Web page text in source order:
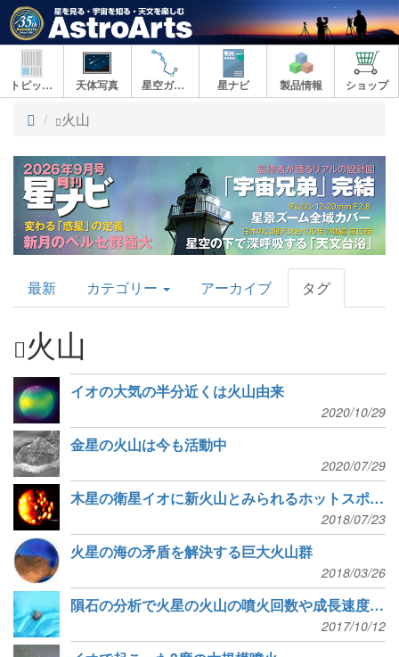
トピックス 天体写真 星空ガイド 星ナビ 製品情報 ショップ
ト
プ
火山
AstroArts
Topics
最新 カテゴリー アーカイブ タグ
火山
イオの大気の半分近くは火山由来
2020/10/29
金星の火山は今も活動中
2020/07/29
木星の衛星イオに新火山とみられるホットスポット
2018/07/23
火星の海の矛盾を解決する巨大火山群
2018/03/26
隕石の分析で火星の火山の噴火回数や成長速度を解明
2017/10/12